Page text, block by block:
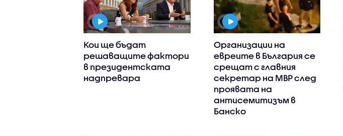
Кои ще бъдат
решаващите фактори
в президентската
надпревара
Организации на
евреите в България се
срещат с главния
секретар на МВР след
проявата на
антисемитизъм в
Банско